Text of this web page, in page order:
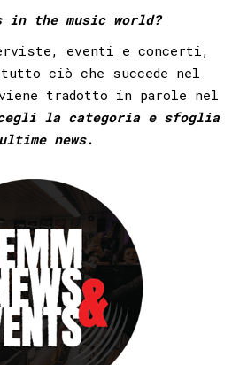
in the music world?
eventi e concerti,
tutto ciò che succede nel
viene tradotto in parole nel
la categoria e sfoglia
news.